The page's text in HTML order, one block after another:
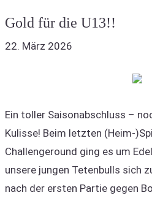
Gold für die U13!!
22. März 2026
Ein toller Saisonabschluss –
Kulisse! Beim letzten (Heim-
Challengeround ging es um
unsere jungen Tetenbulls sich
nach der ersten Partie gegen